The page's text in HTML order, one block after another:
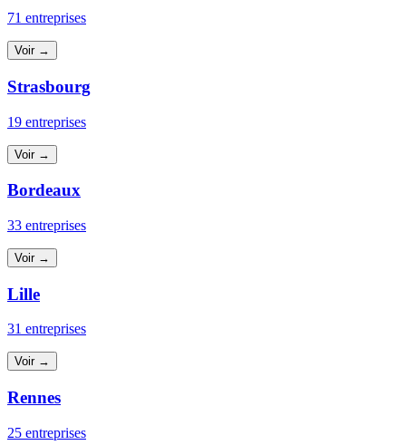
71 entreprises
Voir →
Strasbourg
19 entreprises
Voir →
Bordeaux
33 entreprises
Voir →
Lille
31 entreprises
Voir →
Rennes
25 entreprises